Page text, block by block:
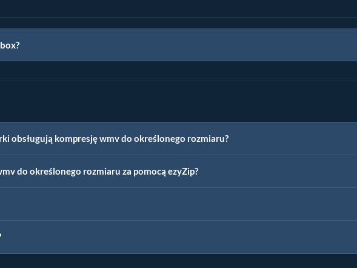
obsługują kompresję wmv do określonego rozmiaru?
do określonego rozmiaru za pomocą ezyZip?